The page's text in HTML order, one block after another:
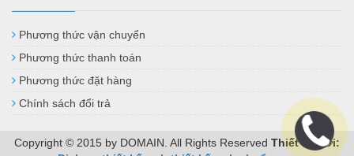
Phương thức vận chuyển
Phương thức thanh toán
Phương thức đặt hàng
Chính sách đổi trả
Copyright © 2015 by DOMAIN. All Rights Reserved Thiết kế bởi: